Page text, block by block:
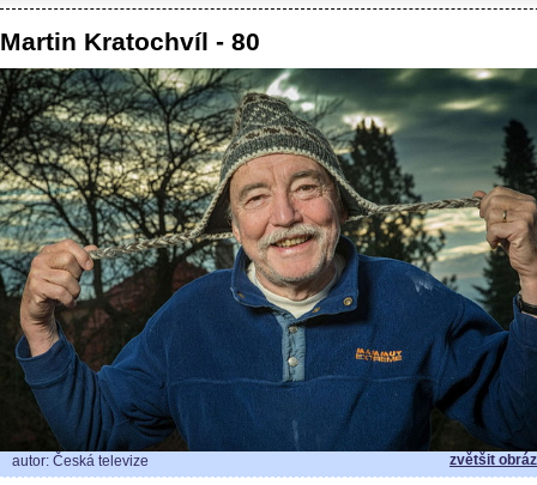
Martin Kratochvíl - 80
autor: Česká televize zvětšit